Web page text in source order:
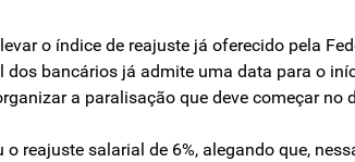
o índice de reajuste já oferecido pela
dos bancários já admite uma data para o
a paralisação que deve começar no
o reajuste salarial de 6%, alegando que,